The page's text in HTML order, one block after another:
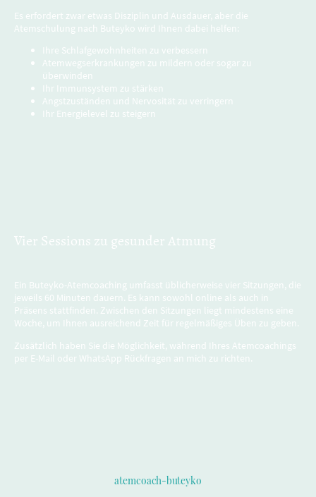
Es erfordert zwar etwas Disziplin und Ausdauer, aber die
Atemschulung nach Buteyko wird Ihnen dabei helfen:
Ihre Schlafgewohnheiten zu verbessern
Atemwegserkrankungen zu mildern oder sogar zu
überwinden
Ihr Immunsystem zu stärken
Angstzuständen und Nervosität zu verringern
Ihr Energielevel zu steigern
Vier Sessions zu gesunder Atmung
Ein Buteyko-Atemcoaching umfasst üblicherweise vier Sitzungen, die
jeweils 60 Minuten dauern. Es kann sowohl online als auch in
Präsens stattfinden. Zwischen den Sitzungen liegt mindestens eine
Woche, um Ihnen ausreichend Zeit für regelmäßiges Üben zu geben.
Zusätzlich haben Sie die Möglichkeit, während Ihres Atemcoachings
per E-Mail oder WhatsApp Rückfragen an mich zu richten.
atemcoach-buteyko